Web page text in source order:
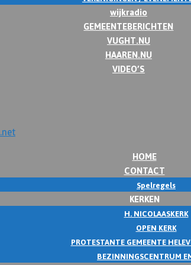
wijkradio
GEMEENTEBERICHTEN
VUGHT.NU
HAAREN.NU
VIDEO’S
HOME
CONTACT
Spelregels
KERKEN
H. NICOLAASKERK
OPEN KERK
PROTESTANTE GEMEENTE
BEZINNINGSCENTRUM